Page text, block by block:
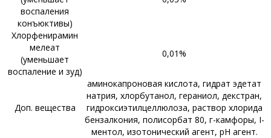
воспаления
конъюктивы)
Хлорфенирамин
мелеат
(уменьшает
воспаление и зуд)
0,01%
Доп. вещества
аминокапроновая кислота, гидрат эдетат
натрия, хлорбутанол, гераниол, декстран,
гидроксиэтилцеллюлоза, раствор хлорида
бензалкония, полисорбат 80, г-камфоры, I-
ментол, изотонический агент, рН агент.